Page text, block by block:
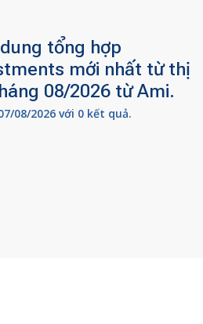
tổng hợp
mới nhất từ thị
08/2026 từ Ami.
08/2026 với 0 kết quả.